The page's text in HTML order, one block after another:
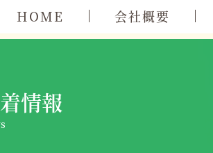
HOME 会社概要
情報